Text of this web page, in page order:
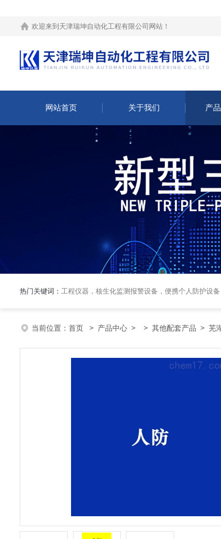
欢迎来到 天津瑞坤自动化工程有限公司网站 ！
网站首页 关于我们 产
热门关键词： 工程仪器，核生化监测报警设备，便携个人防护设
当前位置： 首页 > 产品中心 > > 其他配套产品 > 芜